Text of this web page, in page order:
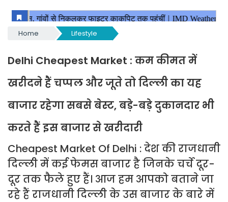
Home Lifestyle
Delhi Cheapest Market : कम कीमत में
खरीदने हैं चप्पल और जूते तो दिल्ली का यह
बाजार रहेगा सबसे बेस्ट, बड़े-बड़े दुकानदार भी
करते हैं इस बाजार से खरीदारी
Cheapest Market Of Delhi : देश की राजधानी
दिल्ली में कई फेमस बाजार है जिनके चर्चे दूर-
दूर तक फैले हुए हैं। आज हम आपको बताने जा
रहे हैं राजधानी दिल्ली के उस बाजार के बारे में